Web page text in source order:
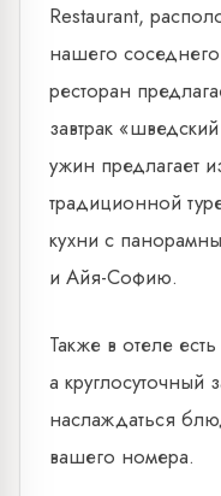
Restaurant,
нашего соседнего
ресторан
завтрак
ужин предлагает
традиционной
кухни с
и Айя-Софию.
Также в отеле
а круглосуточный
наслаждаться
вашего номера.